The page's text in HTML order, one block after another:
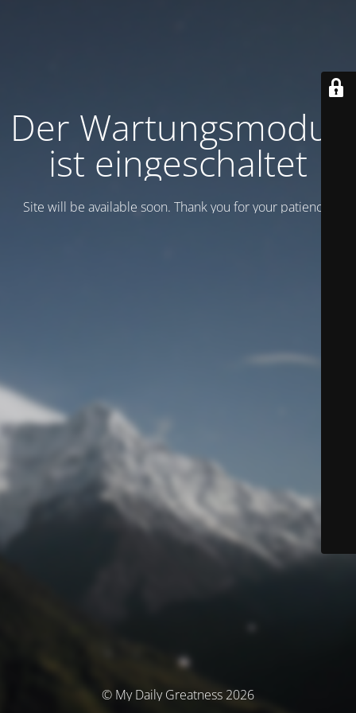
Der Wartungsmodus
ist eingeschaltet
Site will be available soon. Thank you for your patience!
© My Daily Greatness 2026